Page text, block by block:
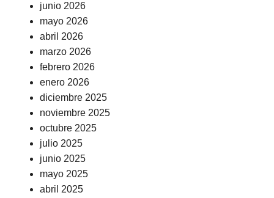
junio 2026
mayo 2026
abril 2026
marzo 2026
febrero 2026
enero 2026
diciembre 2025
noviembre 2025
octubre 2025
julio 2025
junio 2025
mayo 2025
abril 2025